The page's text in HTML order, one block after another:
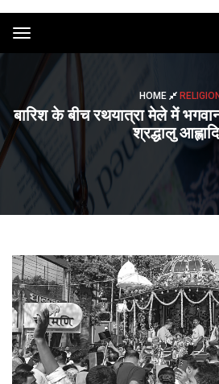
Toggle
navigation
HOME RELIGION
बारिश के बीच रथयात्रा मेले में
श्रद्धालु